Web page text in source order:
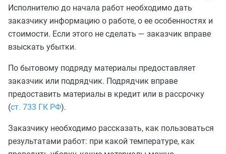
Исполнителю до начала работ необходимо дать
заказчику информацию о работе, о ее особенностях и
стоимости. Если этого не сделать — заказчик вправе
взыскать убытки.
По бытовому подряду материалы предоставляет
заказчик или подрядчик. Подрядчик вправе
предоставить материалы в кредит или в рассрочку
(ст. 733 ГК РФ).
Заказчику необходимо рассказать, как пользоваться
результатами работ: при какой температуре, как